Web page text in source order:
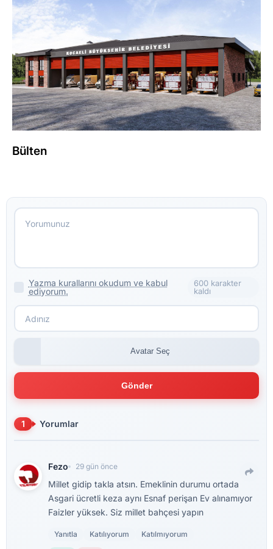
Bülten
Yazma kurallarını okudum ve kabul
ediyorum.
600 karakter
kaldı
Avatar Seç
Gönder
1 Yorumlar
Fezo 29 gün önce
Millet gidip takla atsın. Emeklinin durumu ortada
Asgari ücretli keza aynı Esnaf perişan Ev alınamıyor
Faizler yüksek. Siz millet bahçesi yapın
Yanıtla Katılıyorum Katılmıyorum